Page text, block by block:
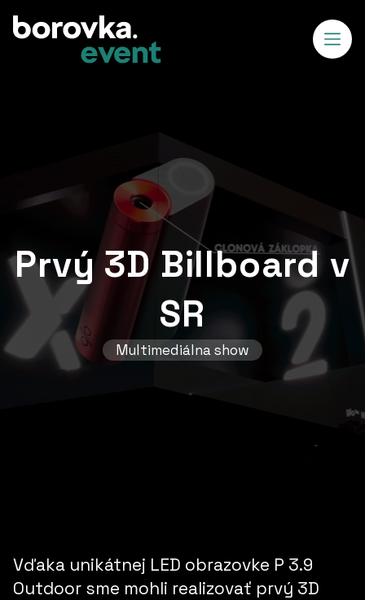
Prvý 3D Billboard v
SR
Multimediálna show
Vďaka unikátnej LED obrazovke P 3.9
Outdoor sme mohli realizovať prvý 3D